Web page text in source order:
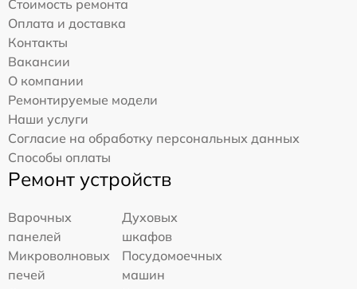
Стоимость ремонта
Оплата и доставка
Контакты
Вакансии
О компании
Ремонтируемые модели
Наши услуги
Согласие на обработку персональных данных
Способы оплаты
Ремонт устройств
Варочных
панелей
Духовых
шкафов
Микроволновых
печей
Посудомоечных
машин